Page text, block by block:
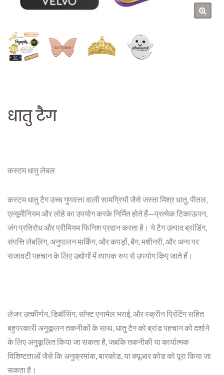
धातु टैग
कस्टम धातु लेबल
कस्टम धातु टैग उच्च गुणवत्ता वाली सामग्रियों जैसे जस्ता मिश्र धातु, पीतल,
एल्यूमीनियम और लोहे का उपयोग करके निर्मित होते हैं—प्रत्येक टिकाऊपन,
जंग प्रतिरोध और प्रीमियम फिनिश प्रदान करता है। ये टैग उत्पाद ब्रांडिंग,
संपत्ति लेबलिंग, अनुपालन मार्किंग, और कपड़ों, बैग, मशीनरी, और अन्य पर
सजावटी पहचान के लिए उद्योगों में व्यापक रूप से उपयोग किए जाते हैं।
लेजर उत्कीर्णन, डिबॉसिंग, सॉफ्ट एनामेल भराई, और स्क्रीन प्रिंटिंग सहित
बहुपरकारी अनुकूलन तकनीकों के साथ, धातु टैग को ब्रांड पहचान को दर्शाने
के लिए अनुकूलित किया जा सकता है, जबकि तकनीकी या कार्यात्मक
विशिष्टताओं जैसे कि अनुक्रमांक, बारकोड, या क्यूआर कोड को पूरा किया जा
सकता है।